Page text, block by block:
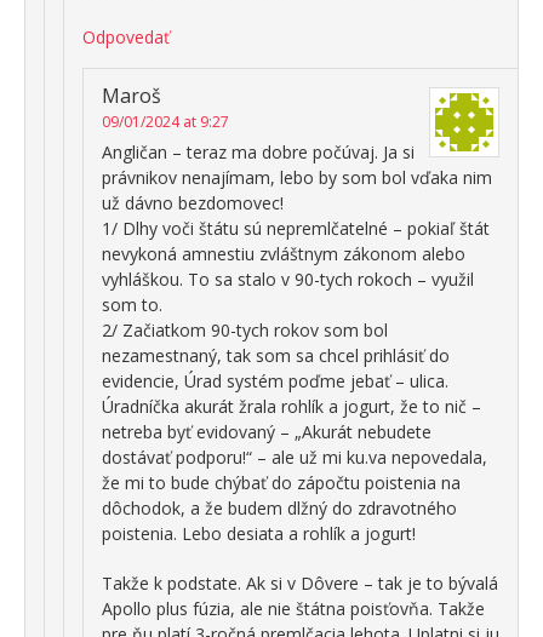
Odpovedať
Maroš
09/01/2024 at 9:27
Angličan – teraz ma dobre počúvaj. Ja si
právnikov nenajímam, lebo by som bol vďaka nim
už dávno bezdomovec!
1/ Dlhy voči štátu sú nepremlčatelné – pokiaľ štát
nevykoná amnestiu zvláštnym zákonom alebo
vyhláškou. To sa stalo v 90-tych rokoch – využil
som to.
2/ Začiatkom 90-tych rokov som bol
nezamestnaný, tak som sa chcel prihlásiť do
evidencie, Úrad systém poďme jebať – ulica.
Úradníčka akurát žrala rohlík a jogurt, že to nič –
netreba byť evidovaný – „Akurát nebudete
dostávať podporu!“ – ale už mi ku.va nepovedala,
že mi to bude chýbať do zápočtu poistenia na
dôchodok, a že budem dlžný do zdravotného
poistenia. Lebo desiata a rohlík a jogurt!
Takže k podstate. Ak si v Dôvere – tak je to bývalá
Apollo plus fúzia, ale nie štátna poisťovňa. Takže